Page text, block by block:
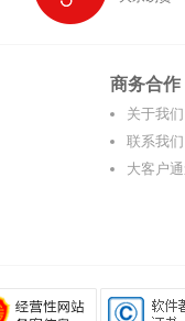
商务合作
关于我们
联系我们
大客户